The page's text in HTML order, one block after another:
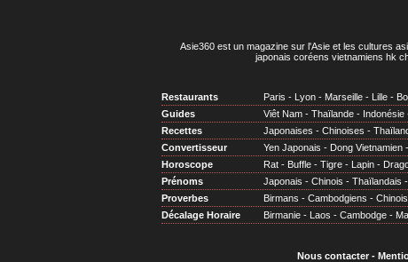
Asie360 est un magazine sur l'Asie et les cultures
japonais coréens vietnamiens hk
Restaurants Paris - Lyon - Marseille - Lille -
Guides
Viêt Nam - Thaïlande - Indonésie
Recettes
Japonaises - Chinoises -
Convertisseur
Yen Japonais - Dong Vietnamien -
Horoscope
Rat - Buffle - Tigre - Lapin -
Prénoms
Japonais - Chinois - Thaïlandais -
Proverbes
Birmans - Cambodgiens - Chinois
Décalage Horaire
Birmanie - Laos - Cambodge -
Nous contacter-